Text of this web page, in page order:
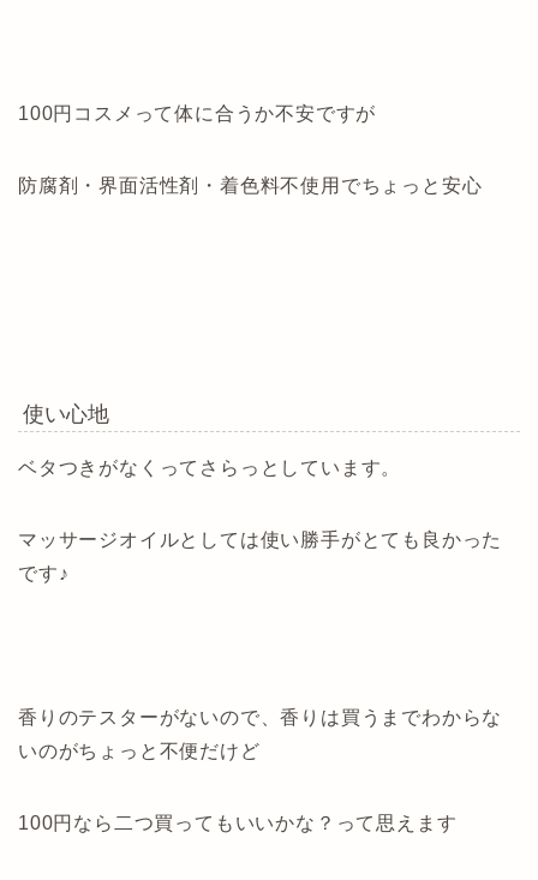
100円コスメって体に合うか不安ですが
防腐剤・界面活性剤・着色料不使用でちょっと安心
使い心地
ベタつきがなくってさらっとしています。
マッサージオイルとしては使い勝手がとても良かった
です♪
香りのテスターがないので、香りは買うまでわからな
いのがちょっと不便だけど
100円なら二つ買ってもいいかな？って思えます